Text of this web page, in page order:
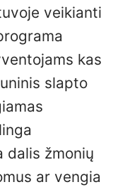
veikianti
kas
slapto
dalis žmonių
ar vengia